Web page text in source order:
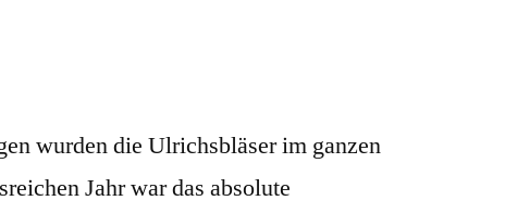
wurden die Ulrichsbläser im ganzen
Jahr war das absolute